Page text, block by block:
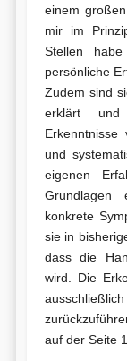
einem
mir im
Stellen
persönliche
Zudem sind
erklärt
und
eigenen
Grundlagen
konkrete
sie in
dass die
wird. Die
auf der Seite